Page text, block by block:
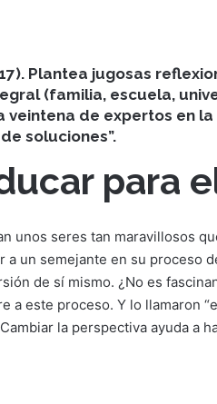
Plantea jugosas
(familia, escuela,
veintena de expertos en
soluciones”.
para
unos seres tan maravillosos
un semejante en su proceso
de sí mismo. ¿No es
este proceso. Y lo llamaron
la perspectiva ayuda a